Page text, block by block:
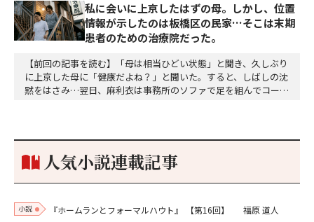
私に会いに上京したはずの母。しかし、位置
情報が示したのは板橋区の民家…そこは末期
患者のための治療院だった。
【前回の記事を読む】「母は相当ひどい状態」と聞き、久しぶり
に上京した母に「健康だよね？」と聞いた。すると、しばしの沈
黙をはさみ…翌日、麻利衣は事務所のソファで足を組んでコーヒ
個のサイコロが握られていた。「やはり私はあなたの超…
人気小説連載記事
小説 『ホームランとフォーマルハウト』 【第16回】 福原 道人